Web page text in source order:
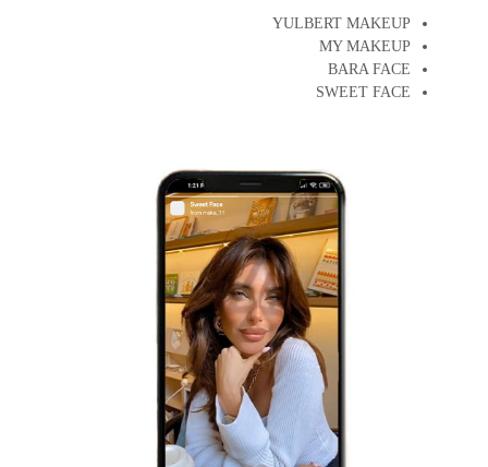
YULBERT MAKEUP
MY MAKEUP
BARA FACE
SWEET FACE